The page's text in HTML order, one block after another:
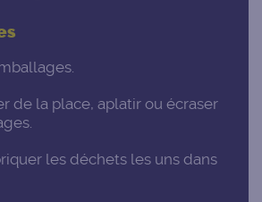
de la place, aplatir ou écraser
les déchets les uns dans